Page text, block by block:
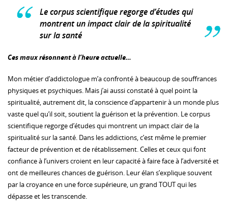
Le corpus scientifique regorge d’études qui
montrent un impact clair de la spiritualité
sur la santé
Ces maux résonnent à l’heure actuelle…
Mon métier d’addictologue m’a confronté à beaucoup de souffrances
physiques et psychiques. Mais j’ai aussi constaté à quel point la
spiritualité, autrement dit, la conscience d’appartenir à un monde plus
vaste quel qu’il soit, soutient la guérison et la prévention. Le corpus
scientifique regorge d’études qui montrent un impact clair de la
spiritualité sur la santé. Dans les addictions, c’est même le premier
facteur de prévention et de rétablissement. Celles et ceux qui font
confiance à l’univers croient en leur capacité à faire face à l’adversité et
ont de meilleures chances de guérison. Leur élan s’explique souvent
par la croyance en une force supérieure, un grand TOUT qui les
dépasse et les transcende.